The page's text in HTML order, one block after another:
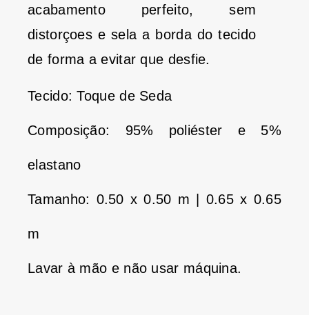
acabamento perfeito, sem
distorçoes e sela a borda do tecido
de forma a evitar que desfie.
Tecido: Toque de Seda
Composição: 95% poliéster e 5%
elastano
Tamanho: 0.50 x 0.50 m | 0.65 x 0.65
m
Lavar à mão e não usar máquina.